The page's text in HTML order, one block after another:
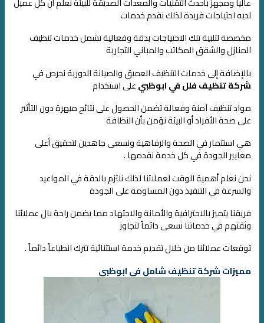
لديه احتياجات فريدة لذلك نقدم خدمات
مخصصة لتلبية تلك الاحتياجات بدقة وفعاليةتشمل خدمات تنظيف
المنازل والشقق المكاتب والمباني التجارية
بالإضافة إلى خدمات التنظيف العميق والصيانة الدوريةنحرص في
شركة تنظيف فلل في ابوظبيعلى استخدام
مواد تنظيف آمنة وفعالةتضمن الحصول على نتائج مبهرة دون التأثير
على صحة الأفراد أو البيئةنؤمن بأن النظافة
هي استثمار في الصحة والرفاهية ونسعى جاهدين لتحقيق أعلى
معايير الجودة في كل خدمة نقدمها .
نحن نعلم أهمية الوقت لعملائنا لذلك نلتزم بالدقة في المواعيد
والسرعة في التنفيذدون المساومة على الجودة
فريقنا يتميز بالاحترافية والأمانة والاجتهادمما يضمن راحة بال عملائنا
وثقتهم في خدماتنانسعى دائماً لتجاوز
توقعات عملائنا من خلال تقديم خدمة استثنائية تترك انطباعاً دائماً .
مميزات شركة تنظيف شامل في ابوظبي